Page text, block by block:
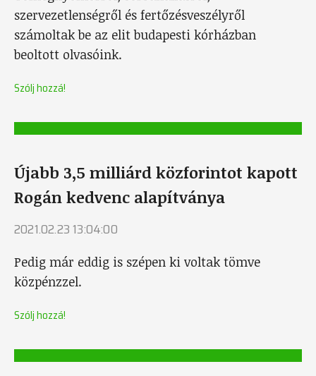
szervezetlenségről és fertőzésveszélyről
számoltak be az elit budapesti kórházban
beoltott olvasóink.
Szólj hozzá!
Újabb 3,5 milliárd közforintot kapott
Rogán kedvenc alapítványa
2021.02.23 13:04:00
Pedig már eddig is szépen ki voltak tömve
közpénzzel.
Szólj hozzá!